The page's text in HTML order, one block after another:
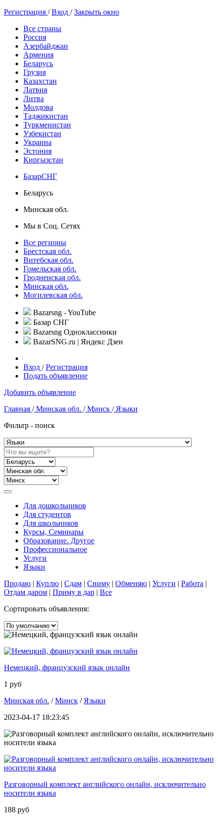
Регистрация /Вход /Закрыть окно
Все страны
Россия
Азербайджан
Армения
Беларусь
Грузия
Казахстан
Латвия
Литва
Молдова
Таджикистан
Туркменистан
Узбекистан
Украина
Эстония
Киргызстан
БазарСНГ
Беларусь
Минская обл.
Мы в Соц. Сетях
Все регионы
Брестская обл.
Витебская обл.
Гомельская обл.
Гродненская обл.
Минская обл.
Могилевская обл.
Bazarsng - YouTube
Базар СНГ
Bazarsng Одноклассники
BazarSNG.ru | Яндекс Дзен
Вход /Регистрация
Подать объявление
Добавить объявление
Главная /Минская обл. /Минск /Языки
Фильтр - поиск
Для дошкольников
Для студентов
Для школьников
Курсы, Семинары
Образование. Другое
Профессиональное
Услуги
Языки
Продаю | Куплю | Сдам | Сниму | Обменяю | Услуги | Работа |
Отдам даром | Приму в дар | Все
Сортировать объявления:
Немецкий, французский язык онлайн
1 руб
Минская обл. /Минск / Языки
2023-04-17 18:23:45
Разговорный комплект английского онлайн, исключительно
носители языка
188 руб